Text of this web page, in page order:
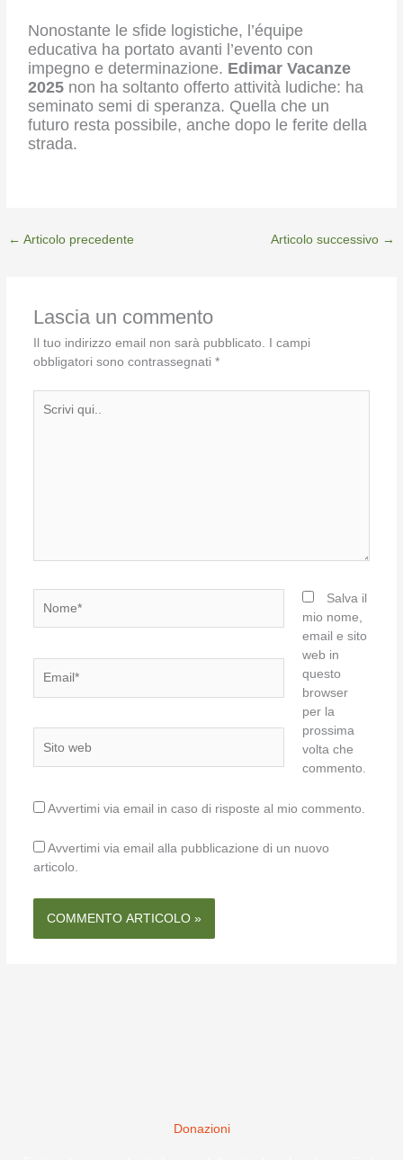
Nonostante le sfide logistiche, l’équipe
educativa ha portato avanti l’evento con
impegno e determinazione. Edimar Vacanze
2025 non ha soltanto offerto attività ludiche: ha
seminato semi di speranza. Quella che un
futuro resta possibile, anche dopo le ferite della
strada.
← Articolo precedente Articolo successivo →
Lascia un commento
Il tuo indirizzo email non sarà pubblicato.
I campi
obbligatori sono contrassegnati *
qui..
web
Salva il
mio nome,
email e sito
web in
questo
browser
per la
prossima
volta che
commento.
Avvertimi via email in caso di risposte al mio commento.
Avvertimi via email alla pubblicazione di un nuovo
articolo.
Donazioni